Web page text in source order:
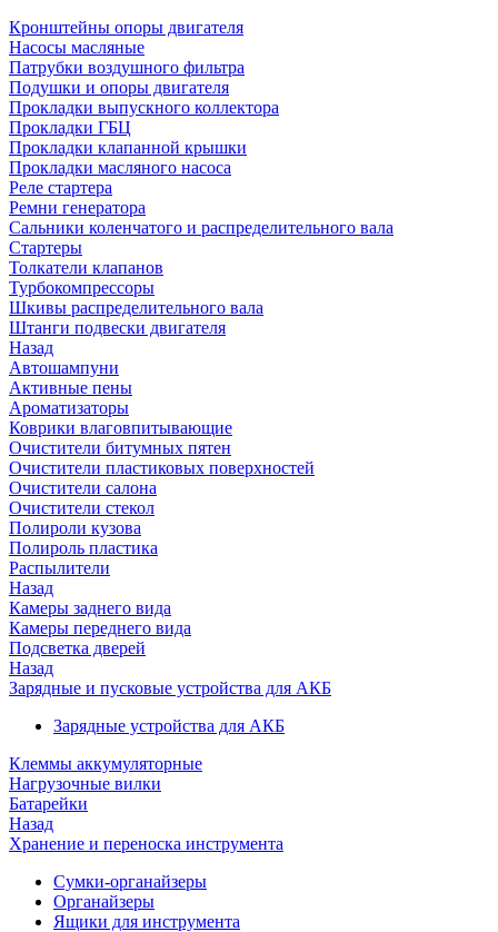
Кронштейны опоры двигателя
Насосы масляные
Патрубки воздушного фильтра
Подушки и опоры двигателя
Прокладки выпускного коллектора
Прокладки ГБЦ
Прокладки клапанной крышки
Прокладки масляного насоса
Реле стартера
Ремни генератора
Сальники коленчатого и распределительного вала
Стартеры
Толкатели клапанов
Турбокомпрессоры
Шкивы распределительного вала
Штанги подвески двигателя
Назад
Автошампуни
Активные пены
Ароматизаторы
Коврики влаговпитывающие
Очистители битумных пятен
Очистители пластиковых поверхностей
Очистители салона
Очистители стекол
Полироли кузова
Полироль пластика
Распылители
Назад
Камеры заднего вида
Камеры переднего вида
Подсветка дверей
Назад
Зарядные и пусковые устройства для АКБ
Зарядные устройства для АКБ
Клеммы аккумуляторные
Нагрузочные вилки
Батарейки
Назад
Хранение и переноска инструмента
Сумки-органайзеры
Органайзеры
Ящики для инструмента